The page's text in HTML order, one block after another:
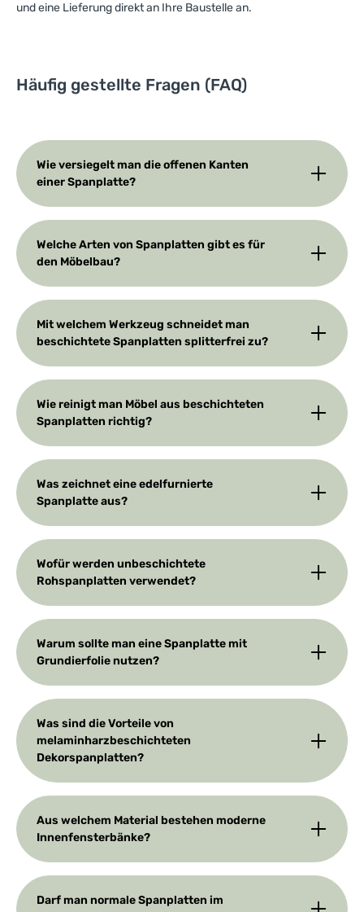
und eine Lieferung direkt an Ihre Baustelle an.
Häufig gestellte Fragen (FAQ)
Wie versiegelt man die offenen Kanten
einer Spanplatte?
Welche Arten von Spanplatten gibt es für
den Möbelbau?
Mit welchem Werkzeug schneidet man
beschichtete Spanplatten splitterfrei zu?
Wie reinigt man Möbel aus beschichteten
Spanplatten richtig?
Was zeichnet eine edelfurnierte
Spanplatte aus?
Wofür werden unbeschichtete
Rohspanplatten verwendet?
Warum sollte man eine Spanplatte mit
Grundierfolie nutzen?
Was sind die Vorteile von
melaminharzbeschichteten
Dekorspanplatten?
Aus welchem Material bestehen moderne
Innenfensterbänke?
Darf man normale Spanplatten im